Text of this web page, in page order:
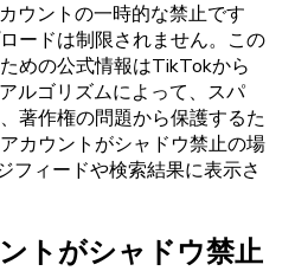
ウントの一時的な禁止です
ードは制限されません。この
めの公式情報はTikTokから
ルゴリズムによって、スパ
著作権の問題から保護するた
カウントがシャドウ禁止の場
フィードや検索結果に表示さ
トがシャドウ禁止